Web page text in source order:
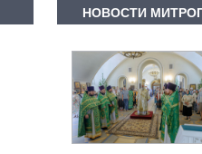
НОВОСТИ